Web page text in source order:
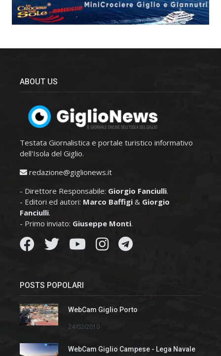
ABOUT US
Testata Giornalistica e portale turistico informativo
dell'Isola del Giglio.
redazione@giglionews.it
- Direttore Responsabile: Giorgio Fanciulli.
- Editori ed autori: Marco Baffigi & Giorgio
Fanciulli.
- Primo inviato: Giuseppe Monti.
POSTS POPOLARI
WebCam Giglio Porto
24/02/2010
WebCam Giglio Campese - Lega Navale